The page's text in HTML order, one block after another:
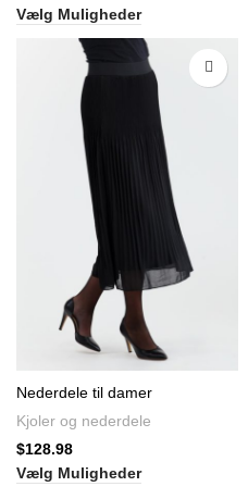
Vælg Muligheder
Nederdele til damer
Kjoler og nederdele
$128.98
Vælg Muligheder